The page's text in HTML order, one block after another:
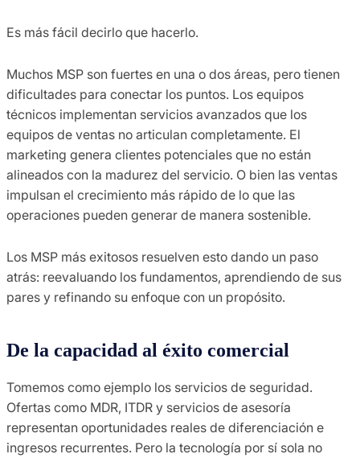
Es más fácil decirlo que hacerlo.
Muchos MSP son fuertes en una o dos áreas, pero tienen
dificultades para conectar los puntos. Los equipos
técnicos implementan servicios avanzados que los
equipos de ventas no articulan completamente. El
marketing genera clientes potenciales que no están
alineados con la madurez del servicio. O bien las ventas
impulsan el crecimiento más rápido de lo que las
operaciones pueden generar de manera sostenible.
Los MSP más exitosos resuelven esto dando un paso
atrás: reevaluando los fundamentos, aprendiendo de sus
pares y refinando su enfoque con un propósito.
De la capacidad al éxito comercial
Tomemos como ejemplo los servicios de seguridad.
Ofertas como MDR, ITDR y servicios de asesoría
representan oportunidades reales de diferenciación e
ingresos recurrentes. Pero la tecnología por sí sola no